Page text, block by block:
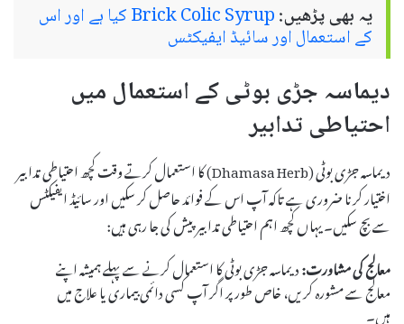
یہ بھی پڑھیں: Brick Colic Syrup کیا ہے اور اس
کے استعمال اور سائیڈ ایفیکٹس
دیماسہ جڑی بوٹی کے استعمال میں
احتیاطی تدابیر
دیماسہ جڑی بوٹی (Dhamasa Herb) کا استعمال کرتے وقت کچھ احتیاطی تدابیر
اختیار کرنا ضروری ہے تاکہ آپ اس کے فوائد حاصل کر سکیں اور سائیڈ ایفیکٹس
سے بچ سکیں۔ یہاں کچھ اہم احتیاطی تدابیر پیش کی جا رہی ہیں:
معالج کی مشاورت:دیماسہ جڑی بوٹی کا استعمال کرنے سے پہلے ہمیشہ اپنے
معالج سے مشورہ کریں، خاص طور پر اگر آپ کسی دائمی بیماری یا علاج میں
ہیں۔